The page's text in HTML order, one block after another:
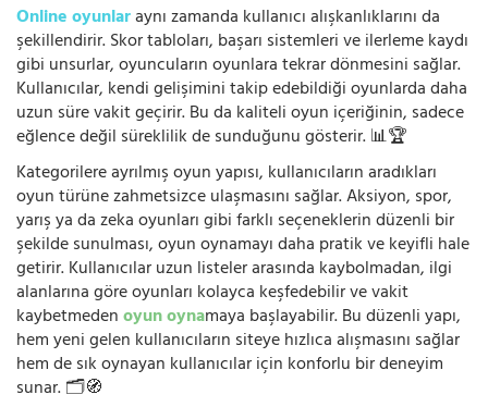
Online oyunlaraynı zamanda kullanıcı alışkanlıklarını da
şekillendirir. Skor tabloları, başarı sistemleri ve ilerleme kaydı
gibi unsurlar, oyuncuların oyunlara tekrar dönmesini sağlar.
Kullanıcılar, kendi gelişimini takip edebildiği oyunlarda daha
uzun süre vakit geçirir. Bu da kaliteli oyun içeriğinin, sadece
eğlence değil süreklilik de sunduğunu gösterir. 📊🏆
Kategorilere ayrılmış oyun yapısı, kullanıcıların aradıkları
oyun türüne zahmetsizce ulaşmasını sağlar. Aksiyon, spor,
yarış ya da zeka oyunları gibi farklı seçeneklerin düzenli bir
şekilde sunulması, oyun oynamayı daha pratik ve keyifli hale
getirir. Kullanıcılar uzun listeler arasında kaybolmadan, ilgi
alanlarına göre oyunları kolayca keşfedebilir ve vakit
kaybetmedenoyun oynamaya başlayabilir. Bu düzenli yapı,
hem yeni gelen kullanıcıların siteye hızlıca alışmasını sağlar
hem de sık oynayan kullanıcılar için konforlu bir deneyim
sunar. 🗂️🧭